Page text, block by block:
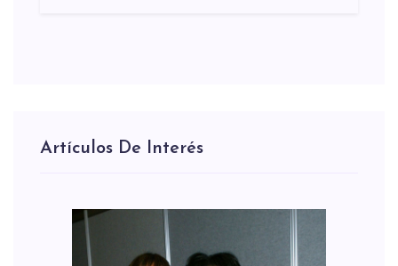
Artículos De Interés